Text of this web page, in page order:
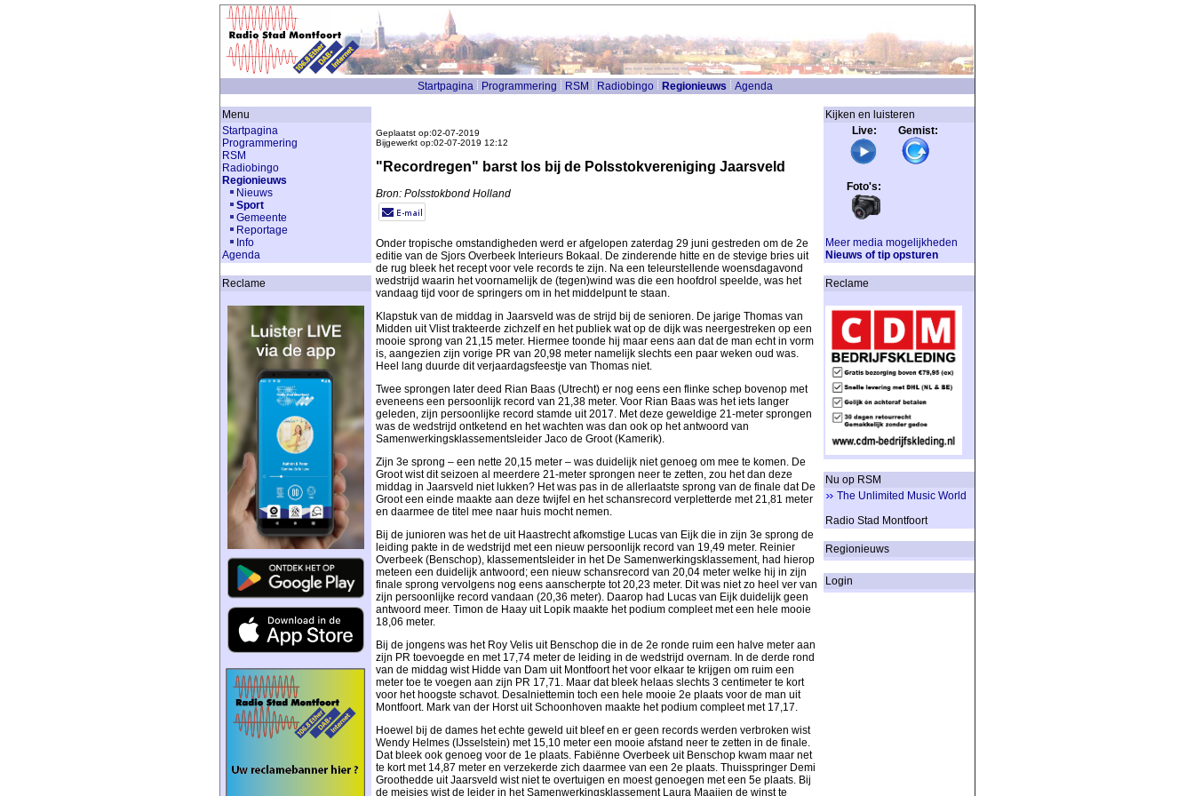
Startpagina Programmering RSM Radiobingo Regionieuws Agenda
Menu
Startpagina
Programmering
RSM
Radiobingo
Regionieuws
Nieuws
Sport
Gemeente
Reportage
Info
Agenda
Reclame
Geplaatst op:02-07-2019
Bijgewerkt op:02-07-2019 12:12
"Recordregen" barst los bij de Polsstokvereniging Jaarsveld
Bron: Polsstokbond Holland
Onder tropische omstandigheden werd er afgelopen zaterdag 29 juni gestreden om de 2e
editie van de Sjors Overbeek Interieurs Bokaal. De zinderende hitte en de stevige bries uit
de rug bleek het recept voor vele records te zijn. Na een teleurstellende woensdagavond
wedstrijd waarin het voornamelijk de (tegen)wind was die een hoofdrol speelde, was het
vandaag tijd voor de springers om in het middelpunt te staan.
Klapstuk van de middag in Jaarsveld was de strijd bij de senioren. De jarige Thomas van
Midden uit Vlist trakteerde zichzelf en het publiek wat op de dijk was neergestreken op een
mooie sprong van 21,15 meter. Hiermee toonde hij maar eens aan dat de man echt in vorm
is, aangezien zijn vorige PR van 20,98 meter namelijk slechts een paar weken oud was.
Heel lang duurde dit verjaardagsfeestje van Thomas niet.
Twee sprongen later deed Rian Baas (Utrecht) er nog eens een flinke schep bovenop met
eveneens een persoonlijk record van 21,38 meter. Voor Rian Baas was het iets langer
geleden, zijn persoonlijke record stamde uit 2017. Met deze geweldige 21-meter sprongen
was de wedstrijd ontketend en het wachten was dan ook op het antwoord van
Samenwerkingsklassementsleider Jaco de Groot (Kamerik).
Zijn 3e sprong – een nette 20,15 meter – was duidelijk niet genoeg om mee te komen. De
Groot wist dit seizoen al meerdere 21-meter sprongen neer te zetten, zou het dan deze
middag in Jaarsveld niet lukken? Het was pas in de allerlaatste sprong van de finale dat De
Groot een einde maakte aan deze twijfel en het schansrecord verpletterde met 21,81 meter
en daarmee de titel mee naar huis mocht nemen.
Bij de junioren was het de uit Haastrecht afkomstige Lucas van Eijk die in zijn 3e sprong de
leiding pakte in de wedstrijd met een nieuw persoonlijk record van 19,49 meter. Reinier
Overbeek (Benschop), klassementsleider in het De Samenwerkingsklassement, had hierop
meteen een duidelijk antwoord; een nieuw schansrecord van 20,04 meter welke hij in zijn
finale sprong vervolgens nog eens aanscherpte tot 20,23 meter. Dit was niet zo heel ver van
zijn persoonlijke record vandaan (20,36 meter). Daarop had Lucas van Eijk duidelijk geen
antwoord meer. Timon de Haay uit Lopik maakte het podium compleet met een hele mooie
18,06 meter.
Bij de jongens was het Roy Velis uit Benschop die in de 2e ronde ruim een halve meter aan
zijn PR toevoegde en met 17,74 meter de leiding in de wedstrijd overnam. In de derde rond
van de middag wist Hidde van Dam uit Montfoort het voor elkaar te krijgen om ruim een
meter toe te voegen aan zijn PR 17,71. Maar dat bleek helaas slechts 3 centimeter te kort
voor het hoogste schavot. Desalniettemin toch een hele mooie 2e plaats voor de man uit
Montfoort. Mark van der Horst uit Schoonhoven maakte het podium compleet met 17,17.
Hoewel bij de dames het echte geweld uit bleef en er geen records werden verbroken wist
Wendy Helmes (IJsselstein) met 15,10 meter een mooie afstand neer te zetten in de finale.
Dat bleek ook genoeg voor de 1e plaats. Fabiënne Overbeek uit Benschop kwam maar net
te kort met 14,87 meter en verzekerde zich daarmee van een 2e plaats. Thuisspringer Demi
Groothedde uit Jaarsveld wist niet te overtuigen en moest genoegen met een 5e plaats. Bij
de meisjes wist de leider in het Samenwerkingsklassement Laura Maaijen de winst te
Kijken en luisteren
Live: Gemist:
Foto's:
Meer media mogelijkheden
Nieuws of tip opsturen
Reclame
Nu op RSM
The Unlimited Music World
Radio Stad Montfoort
Regionieuws
Login